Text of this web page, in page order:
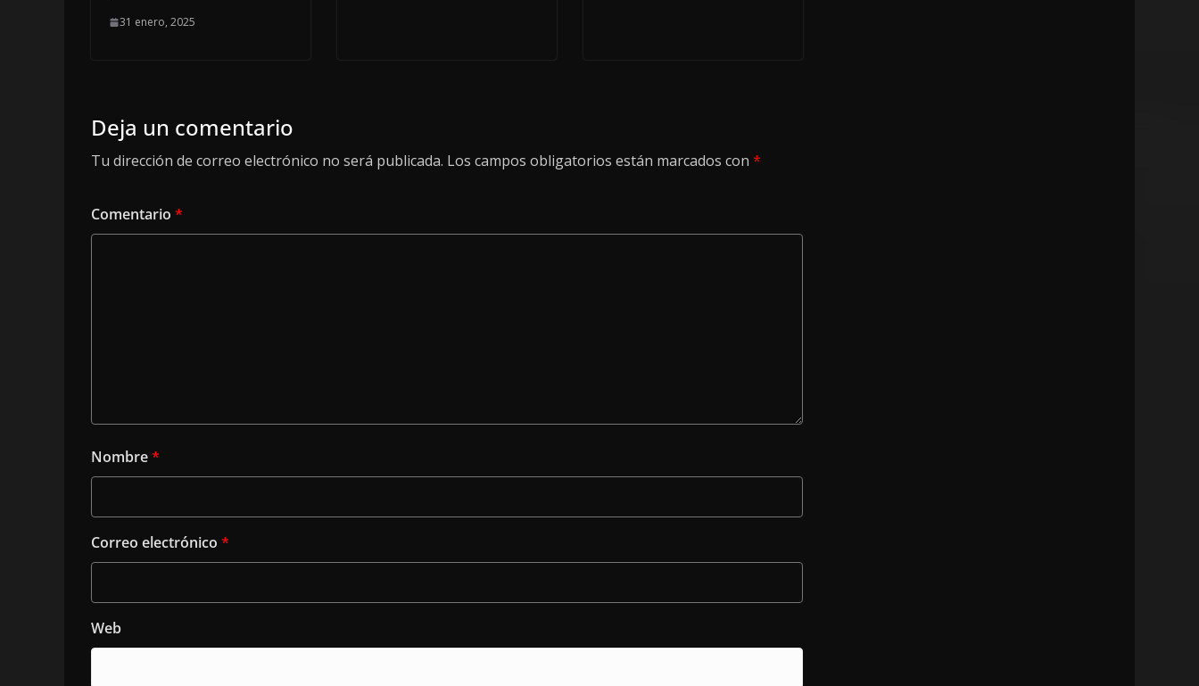
31 enero, 2025
Deja un comentario
Tu dirección de correo electrónico no será publicada. Los campos obligatorios están marcados con *
Comentario *
Nombre*
Correo electrónico *
Web